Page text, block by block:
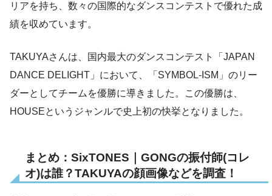
リアを持ち、数々の国際的なダンスコンテストで優れた成
績を収めています。
TAKUYAさんは、国内最大のダンスコンテスト「JAPAN
DANCE DELIGHT」において、「SYMBOL-ISM」のリー
ダーとしてチームを優勝に導きました。この優勝は、
HOUSEというジャンルで史上初の快挙となりました。
まとめ：SixTONES｜GONGの振付師(コレ
オ)は誰？TAKUYAの顔画像などを調査！